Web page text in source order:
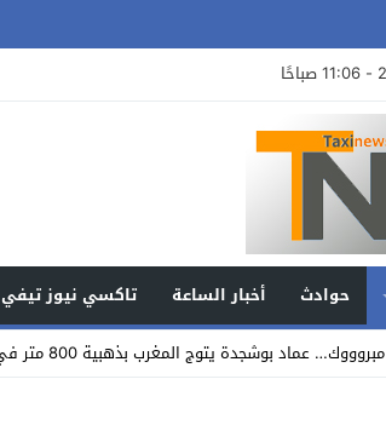
حوادث أخبار الساعة تاكسي نيوز تيفي
مبروووك… عماد بوشجدة يتوج المغرب بذهبية 800 متر في بطولة العالم لأقل من _